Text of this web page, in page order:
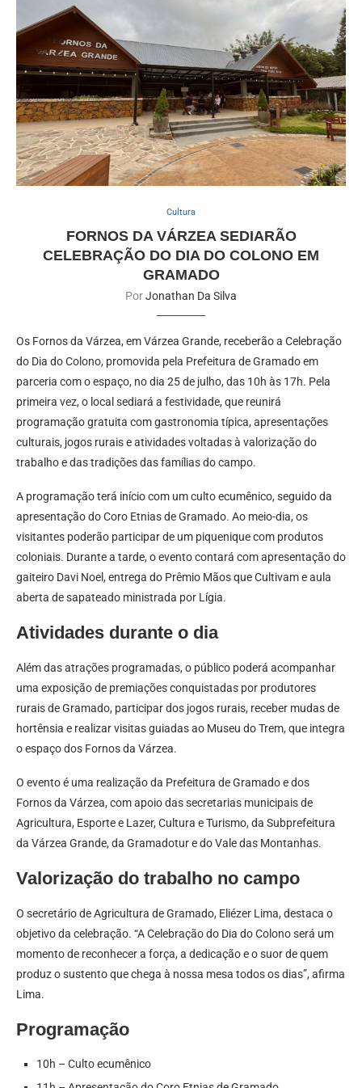
Cultura
FORNOS DA VÁRZEA SEDIARÃO
CELEBRAÇÃO DO DIA DO COLONO EM
GRAMADO
PorJonathan Da Silva
Os Fornos da Várzea, em Várzea Grande, receberão a Celebração
do Dia do Colono, promovida pela Prefeitura de Gramado em
parceria com o espaço, no dia 25 de julho, das 10h às 17h. Pela
primeira vez, o local sediará a festividade, que reunirá
programação gratuita com gastronomia típica, apresentações
culturais, jogos rurais e atividades voltadas à valorização do
trabalho e das tradições das famílias do campo.
A programação terá início com um culto ecumênico, seguido da
apresentação do Coro Etnias de Gramado. Ao meio-dia, os
visitantes poderão participar de um piquenique com produtos
coloniais. Durante a tarde, o evento contará com apresentação do
gaiteiro Davi Noel, entrega do Prêmio Mãos que Cultivam e aula
aberta de sapateado ministrada por Lígia.
Atividades durante o dia
Além das atrações programadas, o público poderá acompanhar
uma exposição de premiações conquistadas por produtores
rurais de Gramado, participar dos jogos rurais, receber mudas de
hortênsia e realizar visitas guiadas ao Museu do Trem, que integra
o espaço dos Fornos da Várzea.
O evento é uma realização da Prefeitura de Gramado e dos
Fornos da Várzea, com apoio das secretarias municipais de
Agricultura, Esporte e Lazer, Cultura e Turismo, da Subprefeitura
da Várzea Grande, da Gramadotur e do Vale das Montanhas.
Valorização do trabalho no campo
O secretário de Agricultura de Gramado, Eliézer Lima, destaca o
objetivo da celebração. “A Celebração do Dia do Colono será um
momento de reconhecer a força, a dedicação e o suor de quem
produz o sustento que chega à nossa mesa todos os dias”, afirma
Lima.
Programação
10h – Culto ecumênico